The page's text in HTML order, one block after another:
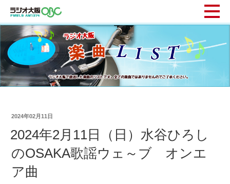
2024年02月11日
2024年2月11日（日）水谷ひろし
のOSAKA歌謡ウェ～ブ オンエ
ア曲